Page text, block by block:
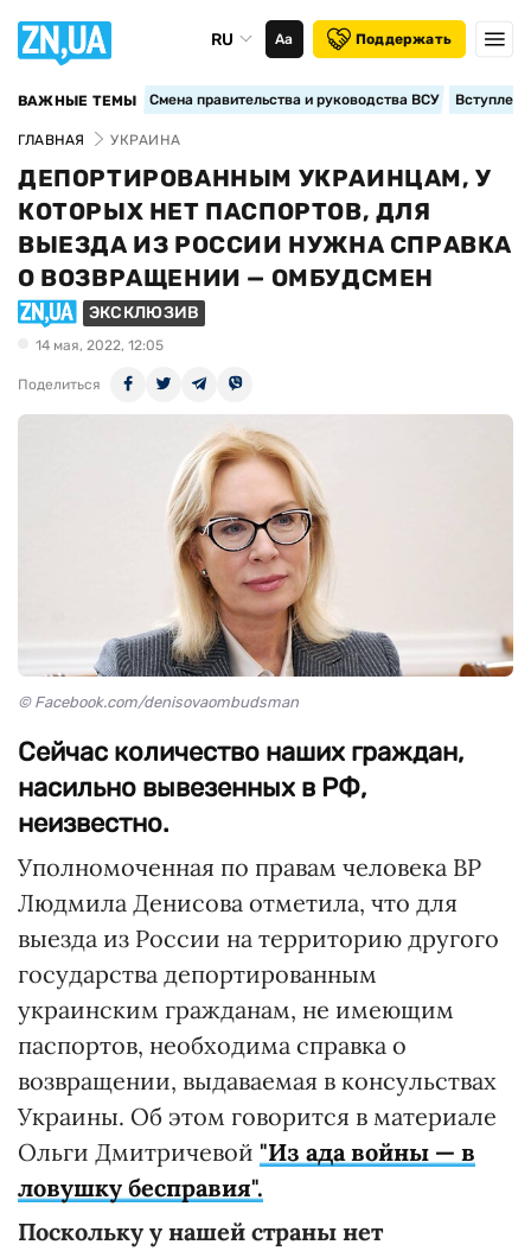
RU Аа Поддержать
ВАЖНЫЕ ТЕМЫ Смена правительства и руководства ВСУ
ГЛАВНАЯ УКРАИНА
ДЕПОРТИРОВАННЫМ УКРАИНЦАМ, У
КОТОРЫХ НЕТ ПАСПОРТОВ, ДЛЯ
ВЫЕЗДА ИЗ РОССИИ НУЖНА СПРАВКА
О ВОЗВРАЩЕНИИ — ОМБУДСМЕН
ЭКСКЛЮЗИВ
14 мая, 2022, 12:05
Поделиться
© Facebook.com/denisovaombudsman
Сейчас количество наших граждан,
насильно вывезенных в РФ,
неизвестно.
Уполномоченная по правам человека ВР
Людмила Денисова отметила, что для
выезда из России на территорию другого
государства депортированным
украинским гражданам, не имеющим
паспортов, необходима справка о
возвращении, выдаваемая в консульствах
Украины. Об этом говорится в материале
Ольги Дмитричевой "Из ада войны — в
ловушку бесправия".
Поскольку у нашей страны нет